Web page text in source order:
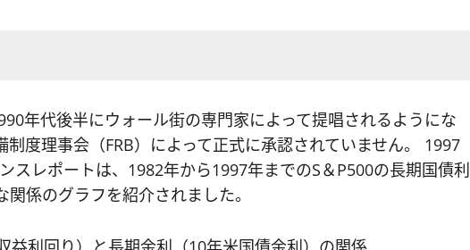
年代後半にウォール街の専門家によって提唱されるようにな
度理事会（FRB）によって正式に承認されていません。 1997
スレポートは、1982年から1997年までのS＆P500の長期国債利
係のグラフを紹介されました。